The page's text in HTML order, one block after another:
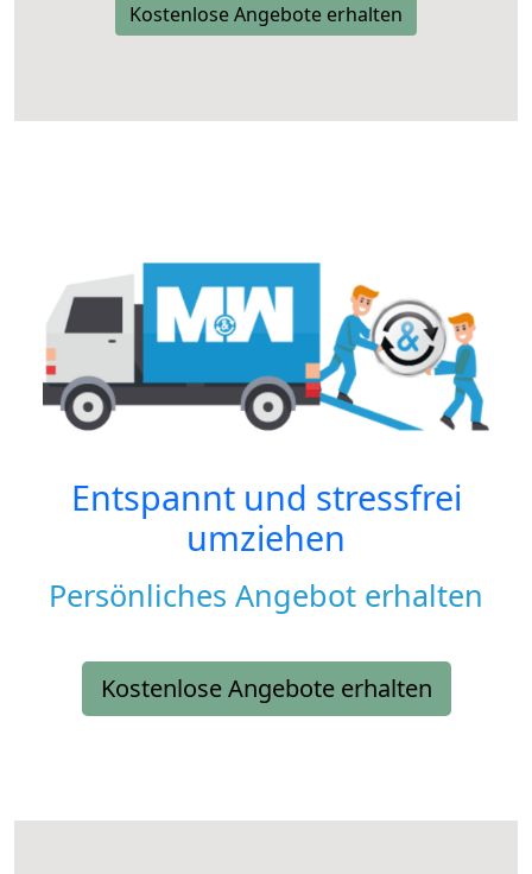
Kostenlose Angebote erhalten
Entspannt und stressfrei
umziehen
Persönliches Angebot erhalten
Kostenlose Angebote erhalten